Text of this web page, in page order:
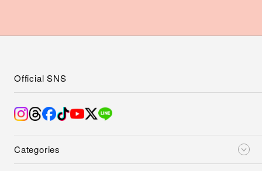
Categories
Official SNS